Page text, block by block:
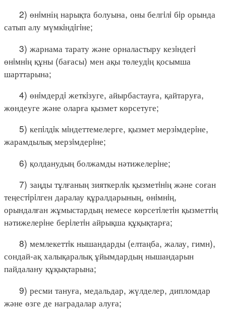
2) өнiмнің нарықта болуына, оны белгiлi бiр орында
сатып алу мүмкiндiгiне;
3) жарнама тарату және орналастыру кезiндегi
өнiмнiң құны (бағасы) мен ақы төлеудiң қосымша
шарттарына;
4) өнiмдердi жеткiзуге, айырбастауға, қайтаруға,
жөндеуге және оларға қызмет көрсетуге;
5) кепiлдiк мiндеттемелерге, қызмет мерзiмдерiне,
жарамдылық мерзiмдерiне;
6) қолданудың болжамды нәтижелерiне;
7) заңды тұлғаның зияткерлiк қызметiнiң және соған
теңестiрiлген даралау құралдарының, өнiмнiң,
орындалған жұмыстардың немесе көрсетiлетiн қызметтiң
нәтижелерiне берiлетiн айрықша құқықтарға;
8) мемлекеттiк нышандарды (елтаңба, жалау, гимн),
сондай-ақ халықаралық ұйымдардың нышандарын
пайдалану құқықтарына;
9) ресми тануға, медальдар, жүлделер, дипломдар
және өзге де наградалар алуға;